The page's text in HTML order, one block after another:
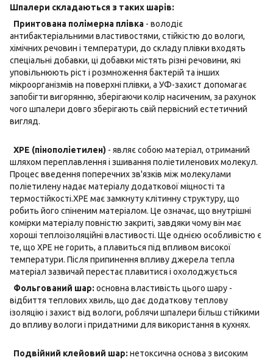
Шпалери складаються з таких шарів:
Принтована полімерна плівка - володіє
антибактеріальними властивостями, стійкістю до вологи,
хімічних речовин і температури, до складу плівки входять
спеціальні добавки, ці добавки містять різні речовини, які
уповільнюють ріст і розмноження бактерій та інших
мікроорганізмів на поверхні плівки, а УФ-захист допомагає
запобігти вигорянню, зберігаючи колір насиченим, за рахунок
чого шпалери довго зберігають свій первісний естетичний
вигляд.
XPE (пінополіетилен) - являє собою матеріал, отриманий
шляхом переплавлення і зшивання поліетиленових молекул.
Процес введення поперечних зв'язків між молекулами
поліетилену надає матеріалу додаткової міцності та
термостійкості.XPE має замкнуту клітинну структуру, що
робить його спіненим матеріалом. Це означає, що внутрішні
комірки матеріалу повністю закриті, завдяки чому він має
хороші теплоізоляційні властивості. Ще однією особливістю є
те, що ХРЕ не горить, а плавиться під впливом високої
температури. Після припинення впливу джерела тепла
матеріал зазвичай перестає плавитися і охолоджується
Фольгований шар: основна властивість цього шару -
відбиття теплових хвиль, що дає додаткову теплову
ізоляцію і захист від вологи, роблячи шпалери більш стійкими
до впливу вологи і придатними для використання в кухнях.
Подвійний клейовий шар: нетоксична основа з високим